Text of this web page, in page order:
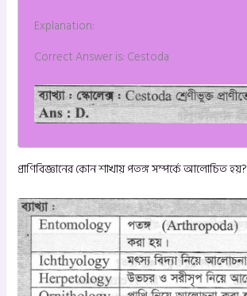
Explanation:
Correct Answer is: Cestoda
প্রাণিবিজ্ঞানের কোন শাখায় পতঙ্গ সম্পর্কে আলোচিত হয়?